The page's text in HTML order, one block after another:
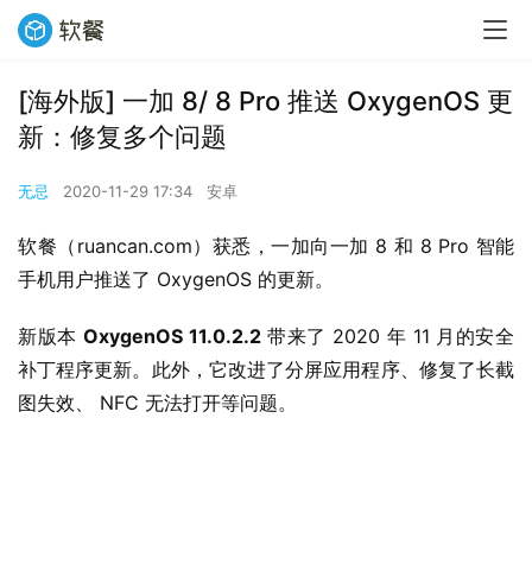
[海外版] 一加 8/ 8 Pro 推送 OxygenOS 更
新：修复多个问题
无忌 2020-11-29 17:34 安卓
软餐（ruancan.com）获悉，一加向一加 8 和 8 Pro 智能
手机用户推送了 OxygenOS 的更新。
新版本 OxygenOS 11.0.2.2 带来了 2020 年 11 月的安全
补丁程序更新。此外，它改进了分屏应用程序、修复了长截
图失效、 NFC 无法打开等问题。